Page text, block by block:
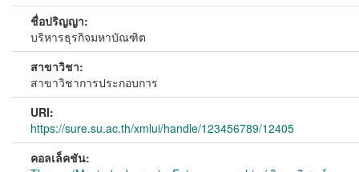
ชื่อปริญญา:
บริหารธุรกิจมหาบัณฑิต
สาขาวิชา:
สาขาวิชาการประกอบการ
URI:
https://sure.su.ac.th/xmlui/handle/123456789/12405
คอลเล็คชัน: